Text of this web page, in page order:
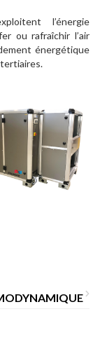
l’énergie
ou rafraîchir l’air
énergétique